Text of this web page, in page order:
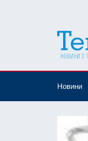
Новини